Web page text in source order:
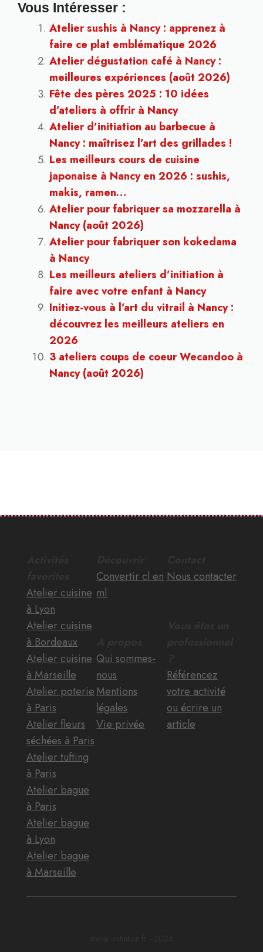
Vous Intéresser :
Atelier sushis à Nancy : apprenez à
faire ce plat emblématique 2026
Atelier dégustation café à Nancy :
meilleures expériences (août 2026)
Fête des pères 2025 : 10 idées
d’ateliers à offrir à Nancy
Atelier d’initiation au barbecue à
Nancy : maîtrisez l’art des grillades !
Les meilleurs cours de cuisine
japonaise à Nancy en 2026 : sushis,
makis, ramen…
Atelier pour fabriquer sa mozzarella à
Nancy (août 2026)
Atelier pour fabriquer son kokedama
à Nancy
Les meilleurs ateliers d’initiation à
faire avec votre enfant à Nancy
Initiez-vous à l’art du vitrail à Nancy :
découvrez les meilleurs ateliers en
2026
3 ateliers coups de coeur Wecandoo à
Nancy (août 2026)
Atelier cuisine
à Lyon
Atelier cuisine
à Bordeaux
Atelier cuisine
à Marseille
Atelier poterie
à Paris
Atelier fleurs
séchées à Paris
Atelier tufting
à Paris
Atelier bague
à Paris
Atelier bague
à Lyon
Atelier bague
à Marseille
Convertir cl en
ml
Qui sommes-
nous
Mentions
légales
Vie privée
Nous contacter
Référencez
votre activité
ou écrire un
article